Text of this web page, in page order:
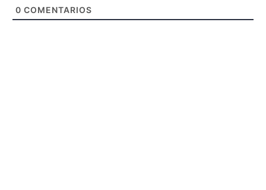
0 COMENTARIOS